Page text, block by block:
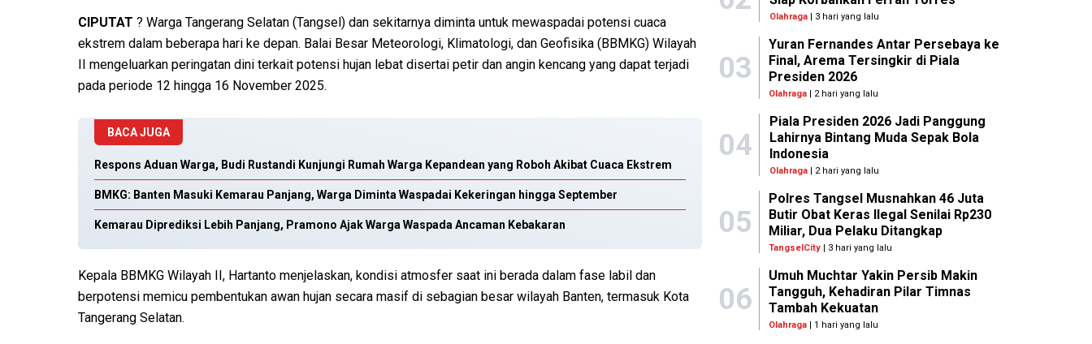
CIPUTAT ? Warga Tangerang Selatan (Tangsel) dan sekitarnya diminta untuk mewaspadai potensi cuaca
ekstrem dalam beberapa hari ke depan. Balai Besar Meteorologi, Klimatologi, dan Geofisika (BBMKG) Wilayah
II mengeluarkan peringatan dini terkait potensi hujan lebat disertai petir dan angin kencang yang dapat terjadi
pada periode 12 hingga 16 November 2025.
BACA JUGA
Respons Aduan Warga, Budi Rustandi Kunjungi Rumah Warga Kepandean yang Roboh Akibat Cuaca Ekstrem
BMKG: Banten Masuki Kemarau Panjang, Warga Diminta Waspadai Kekeringan hingga September
Kemarau Diprediksi Lebih Panjang, Pramono Ajak Warga Waspada Ancaman Kebakaran
Kepala BBMKG Wilayah II, Hartanto menjelaskan, kondisi atmosfer saat ini berada dalam fase labil dan
berpotensi memicu pembentukan awan hujan secara masif di sebagian besar wilayah Banten, termasuk Kota
Tangerang Selatan.
Olahraga| 3 hari yang lalu
03
Yuran Fernandes Antar Persebaya ke
Final, Arema Tersingkir di Piala
Presiden 2026
Olahraga | 2 hari yang lalu
04
Piala Presiden 2026 Jadi Panggung
Lahirnya Bintang Muda Sepak Bola
Indonesia
Olahraga| 2 hari yang lalu
05
Polres Tangsel Musnahkan 46 Juta
Butir Obat Keras Ilegal Senilai Rp230
Miliar, Dua Pelaku Ditangkap
TangselCity | 3 hari yang lalu
06
Umuh Muchtar Yakin Persib Makin
Tangguh, Kehadiran Pilar Timnas
Tambah Kekuatan
Olahraga | 1 hari yang lalu